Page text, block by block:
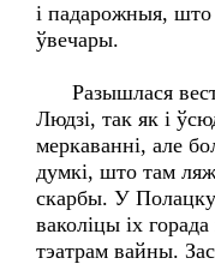
і падарожныя, што
ўвечары.
Разышлася
Людзі, так як і
меркаванні, але
думкі, што там
скарбы. У
ваколіцы іх
тэатрам вайны.